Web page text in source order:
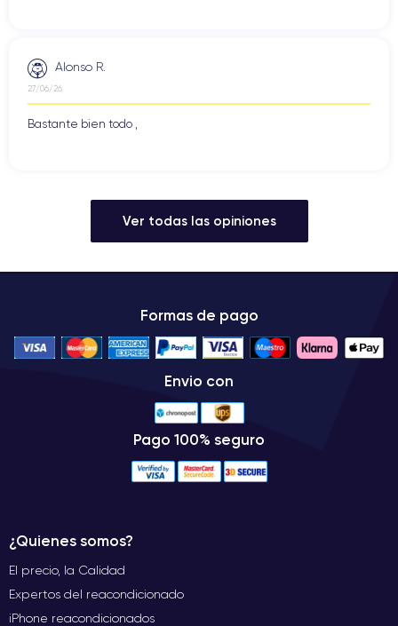
Alonso R.
27/06/26
Bastante bien todo ,
Ver todas las opiniones
Formas de pago
Envio con
Pago 100% seguro
¿Quienes somos?
El precio, la Calidad
Expertos del reacondicionado
iPhone reacondicionados